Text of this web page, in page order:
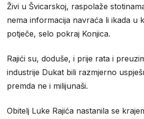
Živi u Švicarskoj, raspolaže
nema informacija navraća li ikada u
potječe, selo pokraj Konjica.
Rajići su, doduše, i prije rata i
industrije Dukat bili razmjerno
premda ne i milijunaši.
Obitelj Luke Rajića nastanila se